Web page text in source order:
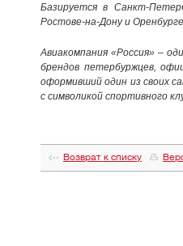
Базируется в Санкт-
Ростове-на-Дону и Оренбурге.
Авиакомпания «Россия» –
брендов петербуржцев,
оформивший один из своих
с символикой спортивного
Возврат к списку